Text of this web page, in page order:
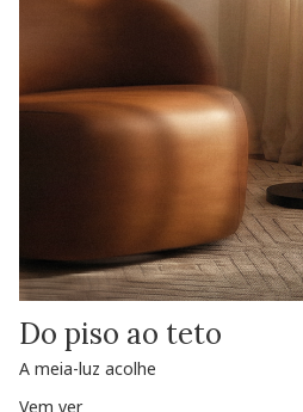
Do piso ao teto
A meia-luz acolhe
Vem ver